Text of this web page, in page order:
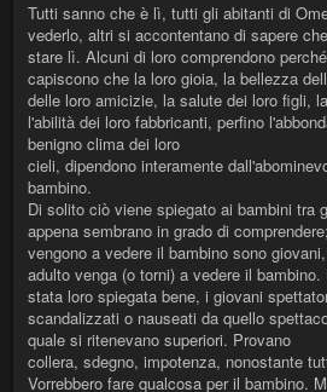
Tutti sanno che è lì, tutti gli abitanti di
vederlo, altri si accontentano di sapere
stare lì. Alcuni di loro comprendono
capiscono che la loro gioia, la bellezza
delle loro amicizie, la salute dei loro figli,
l'abilità dei loro fabbricanti, perfino
benigno clima dei loro
cieli, dipendono interamente
bambino.
Di solito ciò viene spiegato ai bambini tra
appena sembrano in grado di
vengono a vedere il bambino sono
adulto venga (o torni) a vedere il
stata loro spiegata bene, i giovani
scandalizzati o nauseati da quello
quale si ritenevano superiori. Provano
collera, sdegno, impotenza, nonostante
Vorrebbero fare qualcosa per il bambino.